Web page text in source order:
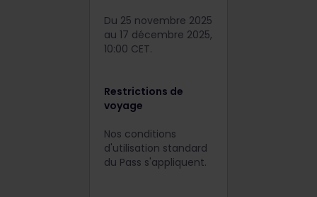
Du 25 novembre 2025
au 17 décembre 2025,
10:00 CET.
Restrictions de
voyage
Nos conditions
d'utilisation standard
du Pass s'appliquent.